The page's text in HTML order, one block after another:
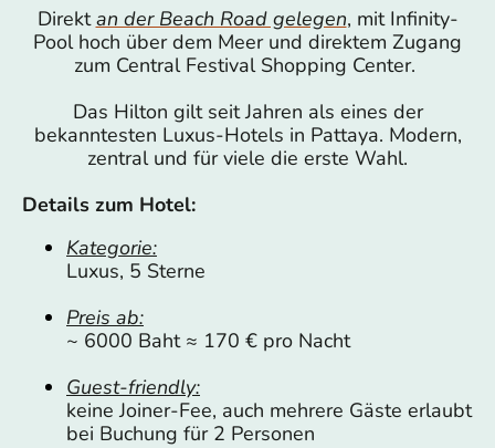
Direktan der Beach Road gelegen, mit Infinity-
Pool hoch über dem Meer und direktem Zugang
zum Central Festival Shopping Center.
Das Hilton gilt seit Jahren als eines der
bekanntesten Luxus-Hotels in Pattaya. Modern,
zentral und für viele die erste Wahl.
Details zum Hotel:
Kategorie:
Luxus, 5 Sterne
Preis ab:
~ 6000 Baht ≈ 170 € pro Nacht
Guest-friendly:
keine Joiner-Fee, auch mehrere Gäste erlaubt
bei Buchung für 2 Personen